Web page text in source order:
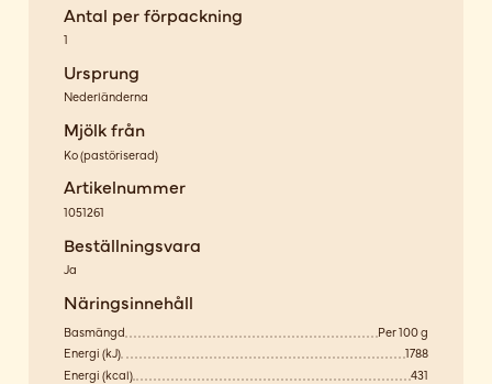
Antal per förpackning
1
Ursprung
Nederländerna
Mjölk från
Ko(pastöriserad)
Artikelnummer
1051261
Beställningsvara
Ja
Näringsinnehåll
Basmängd
Per 100 g
Energi (kJ)
1788
Energi (kcal)
431